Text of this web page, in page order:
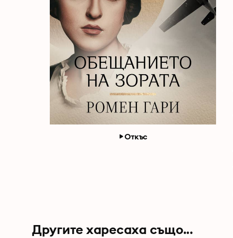
Откъс
Другите харесаха също...